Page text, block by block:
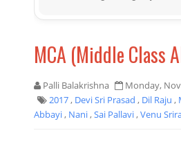
MCA (Middle Class
Palli Balakrishna
Monday,
2017, Devi Sri Prasad , Dil Raju ,
Abbayi, Nani,Sai Pallavi,Venu